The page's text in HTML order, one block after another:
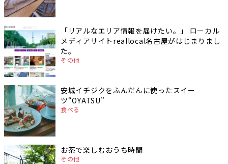
「リアルなエリア情報を届けたい。」 ローカル
メディアサイトreallocal名古屋がはじまりまし
た。
その他
安城イチジクをふんだんに使ったスイー
ツ“OYATSU”
食べる
お茶で楽しむおうち時間
その他